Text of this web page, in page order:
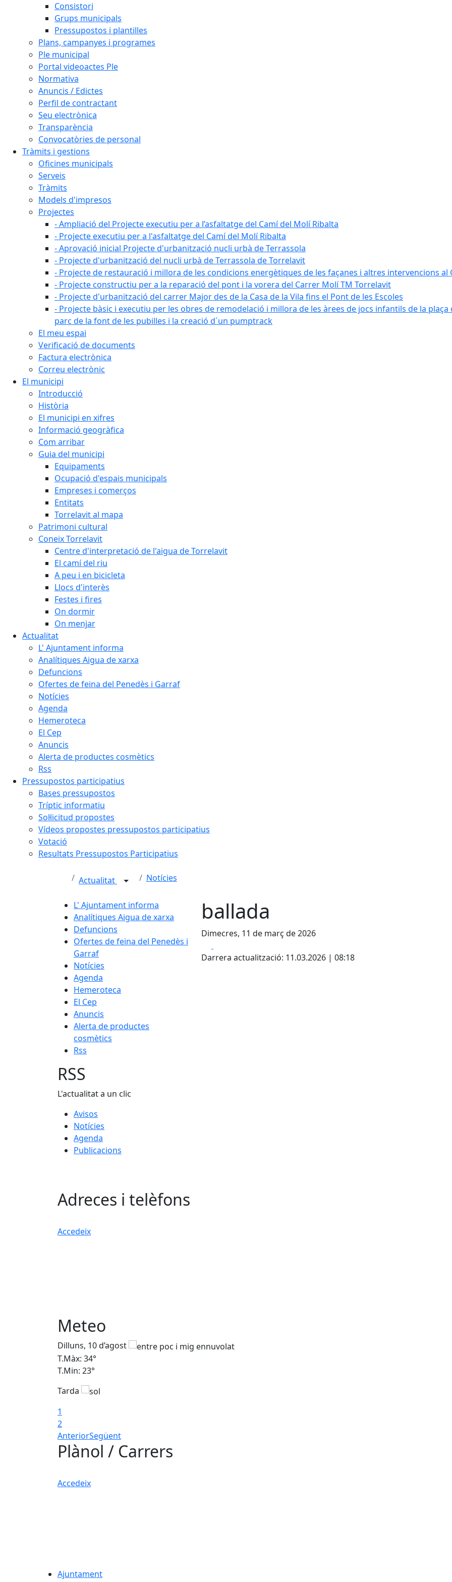
Consistori
Grups municipals
Pressupostos i plantilles
Plans, campanyes i programes
Ple municipal
Portal videoactes Ple
Normativa
Anuncis / Edictes
Perfil de contractant
Seu electrònica
Transparència
Convocatòries de personal
Tràmits i gestions
Oficines municipals
Serveis
Tràmits
Models d'impresos
Projectes
- Ampliació del Projecte executiu per a l’asfaltatge del Camí del Molí Ribalta
- Projecte executiu per a l'asfaltatge del Camí del Molí Ribalta
- Aprovació inicial Projecte d'urbanització nucli urbà de Terrassola
- Projecte d'urbanització del nucli urbà de Terrassola de Torrelavit
- Projecte de restauració i millora de les condicions energètiques de les façanes i altres intervencions al
- Projecte constructiu per a la reparació del pont i la vorera del Carrer Molí TM Torrelavit
- Projecte d'urbanització del carrer Major des de la Casa de la Vila fins el Pont de les Escoles
- Projecte bàsic i executiu per les obres de remodelació i millora de les àrees de jocs infantils de la
parc de la font de les pubilles i la creació d´un pumptrack
El meu espai
Verificació de documents
Factura electrònica
Correu electrònic
El municipi
Introducció
Història
El municipi en xifres
Informació geogràfica
Com arribar
Guia del municipi
Equipaments
Ocupació d'espais municipals
Empreses i comerços
Entitats
Torrelavit al mapa
Patrimoni cultural
Coneix Torrelavit
Centre d'interpretació de l'aigua de Torrelavit
El camí del riu
A peu i en bicicleta
Llocs d'interès
Festes i fires
On dormir
On menjar
Actualitat
L' Ajuntament informa
Analítiques Aigua de xarxa
Defuncions
Ofertes de feina del Penedès i Garraf
Notícies
Agenda
Hemeroteca
El Cep
Anuncis
Alerta de productes cosmètics
Rss
Pressupostos participatius
Bases pressupostos
Tríptic informatiu
Sol·licitud propostes
Vídeos propostes pressupostos participatius
Votació
Resultats Pressupostos Participatius
Actualitat Notícies
L' Ajuntament informa
Analítiques Aigua de xarxa
Defuncions
Ofertes de feina del Penedès i
Garraf
Notícies
Agenda
Hemeroteca
El Cep
Anuncis
Alerta de productes
cosmètics
Rss
ballada
Dimecres, 11 de març de 2026
Darrera actualització: 11.03.2026 | 08:18
RSS
L'actualitat a un clic
Avisos
Notícies
Agenda
Publicacions
Adreces i telèfons
Accedeix
Meteo
Dilluns, 10 d’agost
T.Màx: 34°
T.Min: 23°
Tarda
1
2
AnteriorSegüent
Plànol / Carrers
Accedeix
Ajuntament